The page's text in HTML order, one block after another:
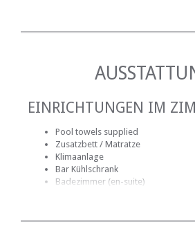
EINRICHTUNGEN IM
Pool towels supplied
Zusatzbett / Matratze
Klimaanlage
Bar Kühlschrank
Badezimmer (en-suite)
kostenlose Toilettenartikel